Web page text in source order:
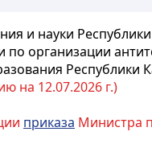
и науки
по организации
Республики
на 12.07.2026 г.)
приказа Министра